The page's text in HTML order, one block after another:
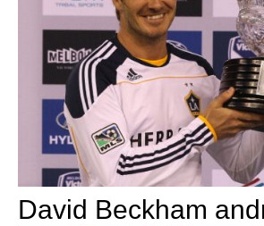
David Beckham